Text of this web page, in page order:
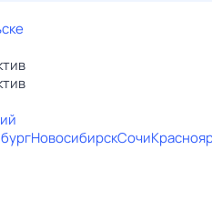
НовосибирскСочи